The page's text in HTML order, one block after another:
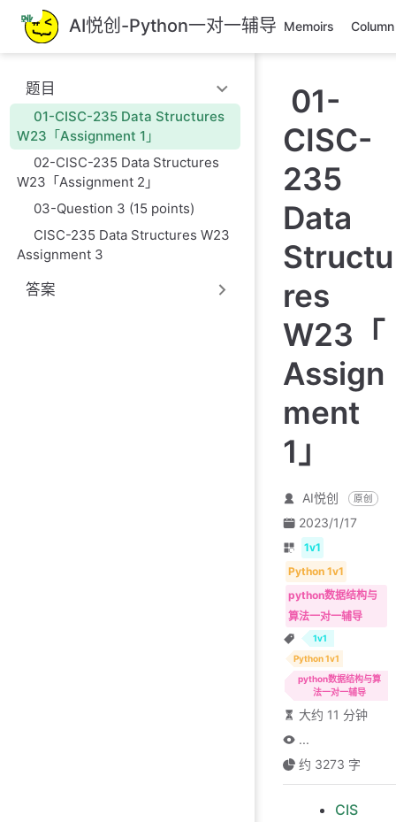
跳
至
主
內
AI悦创-Python一对一辅导 Memoirs Column
题目
01-CISC-235 Data Structures
W23「Assignment 1」
02-CISC-235 Data Structures
W23「Assignment 2」
03-Question 3 (15 points)
CISC-235 Data Structures W23
Assignment 3
答案
01-
CISC-
235
Data
Structu
res
W23「
Assign
ment
1」
AI悦创 原创
2023/1/17
1v1
Python 1v1
python数据结构与
算法一对一辅导
1v1
Python 1v1
python数据结构与算
法一对一辅导
大约 11 分钟
...
约 3273 字
CIS